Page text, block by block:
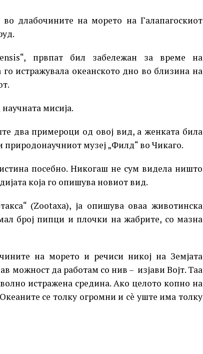
длабочините на морето на Галапагоскиот
првпат бил забележан за време на
истражувала океанското дно во близина на
мисија.
два примероци од овој вид, а женката била
музеј „Филд“ во Чикаго.
посебно. Никогаш не сум видела ништо
која го опишува новиот вид.
(Zootaxa), ја опишува оваа животинска
број пипци и плочки на жабрите, со мазна
на морето и речиси никој на Земјата
можност да работам со нив – изјави Војт. Таа
истражена средина. Ако целото копно на
се толку огромни и сè уште има толку